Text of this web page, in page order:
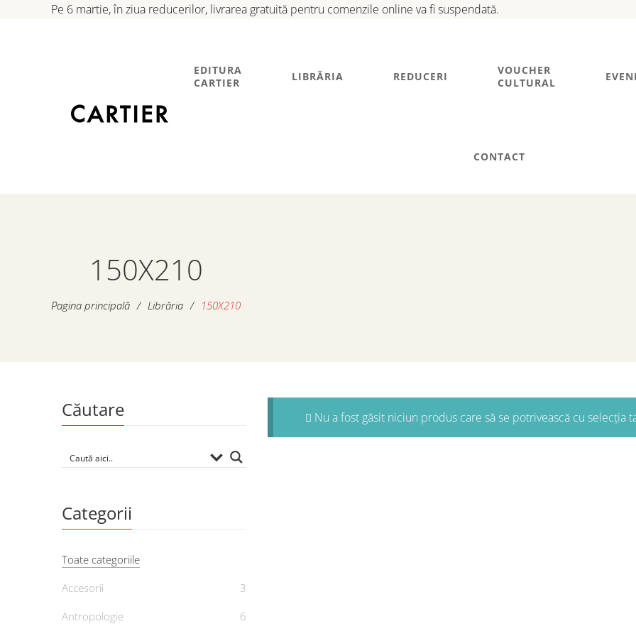
Pe 6 martie, în ziua reducerilor, livrarea gratuită pentru comenzile online va fi suspendată.
EDITURA
CARTIER
LIBRĂRIA REDUCERI
VOUCHER
CULTURAL
CONTACT
150X210
Pagina principală / Librăria / 150X210
Nu a fost găsit niciun produs care să se potrivească cu selecția
Căutare
Categorii
Toate categoriile
Accesorii
3
Antropologie
6